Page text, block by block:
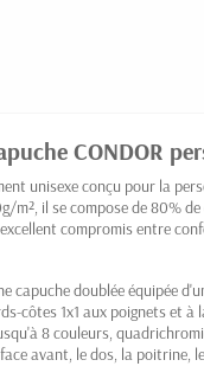
CONDOR
unisexe conçu pour la
m², il se compose de 80%
compromis entre
capuche doublée équipée
côtes 1x1 aux poignets et
8 couleurs,
avant, le dos, la poitrine,